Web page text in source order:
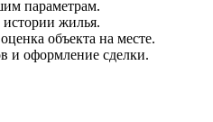
параметрам.
жилья.
объекта на месте.
и оформление сделки.